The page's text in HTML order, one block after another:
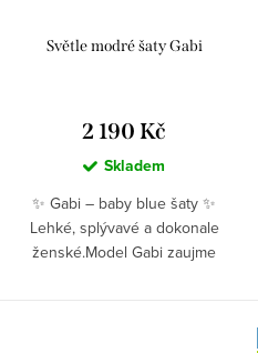
Světle modré šaty Gabi
2 190 Kč
Skladem
✨ Gabi – baby blue šaty ✨
Lehké, splývavé a dokonale
ženské.Model Gabi zaujme